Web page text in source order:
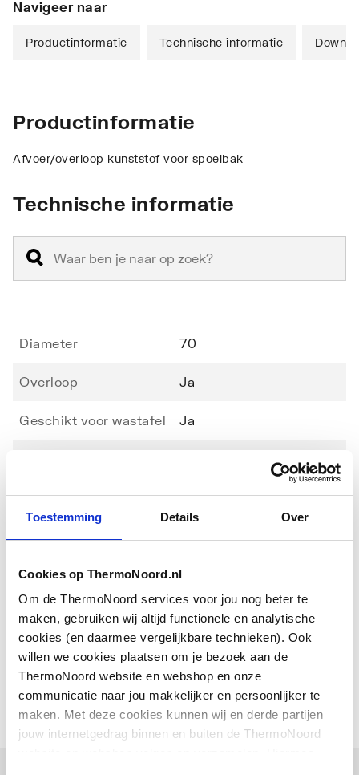
Toestemming Details Over
Cookies op ThermoNoord.nl
Om de ThermoNoord services voor jou nog beter te
maken, gebruiken wij altijd functionele en analytische
cookies (en daarmee vergelijkbare technieken). Ook
willen we cookies plaatsen om je bezoek aan de
ThermoNoord website en webshop en onze
communicatie naar jou makkelijker en persoonlijker te
maken. Met deze cookies kunnen wij en derde partijen
jouw internetgedrag binnen en buiten de ThermoNoord
Navigeer naar
Productinformatie Technische informatie
Productinformatie
Afvoer/overloop kunststof voor spoelbak
Technische informatie
Diameter 70
Overloop Ja
Geschikt voor wastafel Ja
Geschikt voor bad Ja
Toon meer
schetsimage/png,52 KB
EPD certificaatapplication/pdf,2 MB